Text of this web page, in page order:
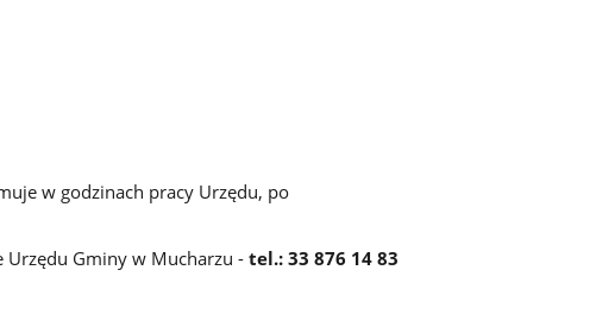
w godzinach pracy Urzędu, po
wizyty.
Urzędu Gminy w Mucharzu -tel.: 33 876 14 83